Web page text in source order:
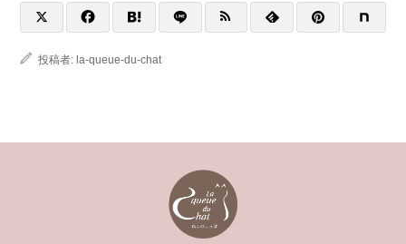
投稿者: la-queue-du-chat